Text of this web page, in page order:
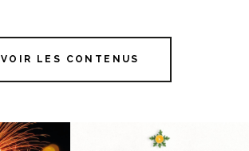
VOIR LES CONTENUS